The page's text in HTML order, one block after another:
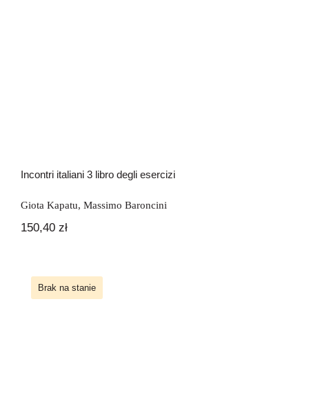
Incontri italiani 3 libro degli esercizi
Giota Kapatu, Massimo Baroncini
150,40 zł
Brak na stanie